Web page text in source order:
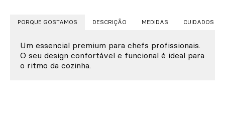
PORQUE GOSTAMOS DESCRIÇÃO MEDIDAS CUIDADOS
Um essencial premium para chefs profissionais.
O seu design confortável e funcional é ideal para
o ritmo da cozinha.